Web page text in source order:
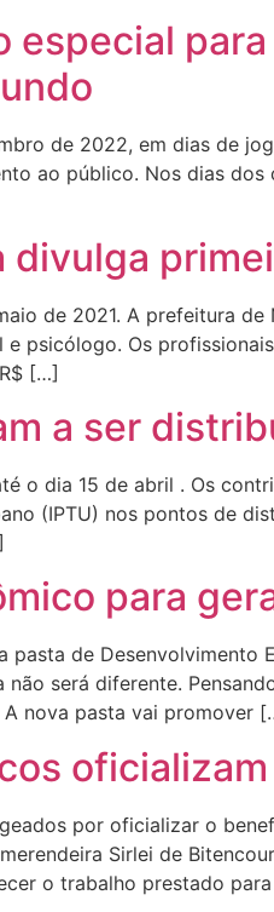
de 2022, em dias de
ao público. Nos dias
divulga
de 2021. A prefeitura
e psicólogo. Os
[…]
a ser
o dia 15 de abril . Os
(IPTU) nos pontos de
para
pasta de
será diferente.
nova pasta vai promover
por oficializar o
Sirlei de
o trabalho prestado